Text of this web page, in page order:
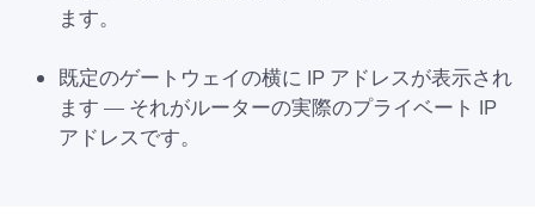
ます。
既定のゲートウェイの横に IP アドレスが表示され
ます — それがルーターの実際のプライベート IP
アドレスです。